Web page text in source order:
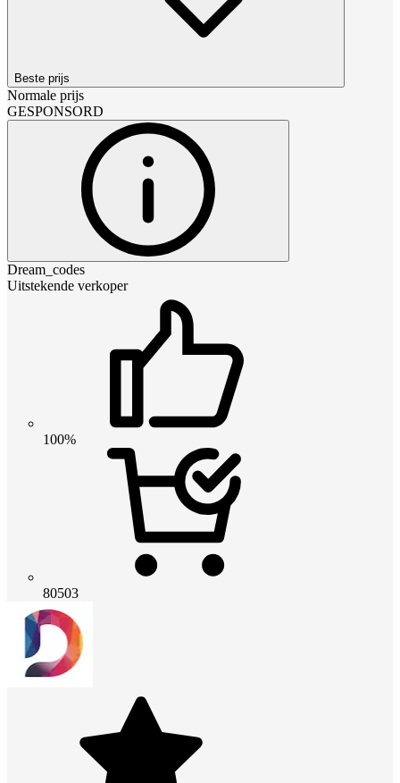
Beste prijs
Normale prijs
GESPONSORD
Dream_codes
Uitstekende verkoper
100%
80503